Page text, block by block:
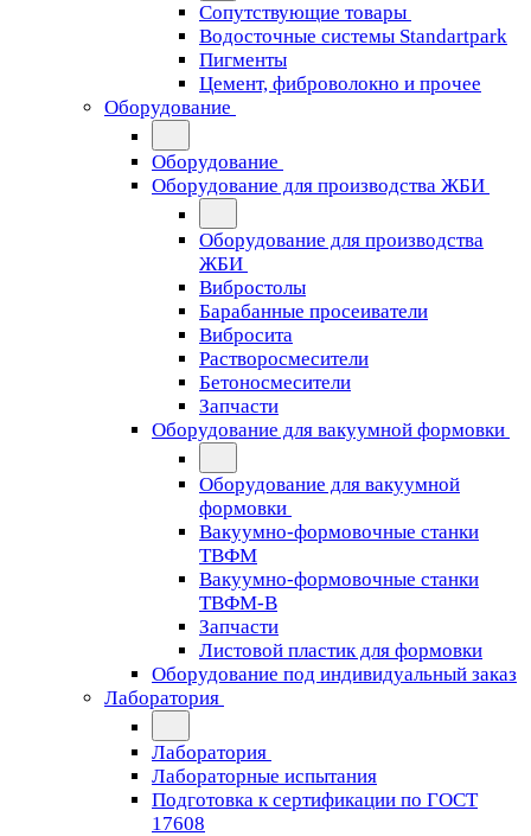
Сопутствующие товары
Водосточные системы Standartpark
Пигменты
Цемент, фиброволокно и прочее
Оборудование
Оборудование
Оборудование для производства ЖБИ
Оборудование для производства
ЖБИ
Вибростолы
Барабанные просеиватели
Вибросита
Растворосмесители
Бетоносмесители
Запчасти
Оборудование для вакуумной формовки
Оборудование для вакуумной
формовки
Вакуумно-формовочные станки
ТВФМ
Вакуумно-формовочные станки
ТВФМ-В
Запчасти
Листовой пластик для формовки
Оборудование под индивидуальный заказ
Лаборатория
Лаборатория
Лабораторные испытания
Подготовка к сертификации по ГОСТ
17608